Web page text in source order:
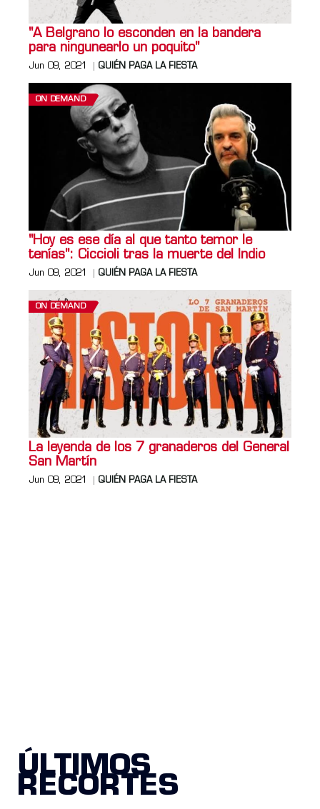
"A Belgrano lo esconden en la bandera
para ningunearlo un poquito"
Jun 09, 2021 QUIÉN PAGA LA FIESTA
ON DEMAND
"Hoy es ese día al que tanto temor le
tenías": Ciccioli tras la muerte del Indio
Jun 09, 2021 QUIÉN PAGA LA FIESTA
ON DEMAND
La leyenda de los 7 granaderos del General
San Martín
Jun 09, 2021 QUIÉN PAGA LA FIESTA
ÚLTIMOS
RECORTES